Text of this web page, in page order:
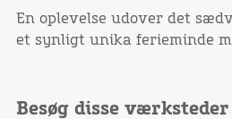
En oplevelse udover det
et synligt unika ferieminde
Besøg disse værksteder